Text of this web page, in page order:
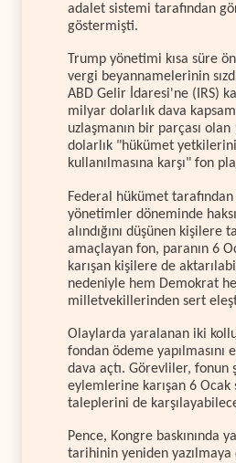
adalet sistemi tarafından
göstermişti.
Trump yönetimi kısa süre
vergi beyannamelerinin
ABD Gelir İdaresi'ne (IRS)
milyar dolarlık dava
uzlaşmanın bir parçası
dolarlık "hükümet
kullanılmasına karşı" fon
Federal hükümet
yönetimler döneminde
alındığını düşünen kişilere
amaçlayan fon, paranın 6
karışan kişilere de
nedeniyle hem Demokrat
milletvekillerinden sert
Olaylarda yaralanan iki
fondan ödeme yapılmasını
dava açtı. Görevliler, fonun
eylemlerine karışan 6 Ocak
taleplerini de
Pence, Kongre baskınında
tarihinin yeniden yazılmaya